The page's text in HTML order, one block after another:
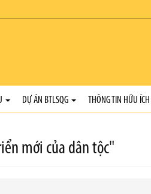
DỰ ÁN BTLSQG THÔNG TIN HỮU ÍCH
mới của dân tộc"